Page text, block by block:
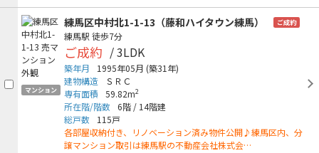
マンション
練馬区中村北1-1-13（藤和ハイタウン練馬） ご成約
練馬駅 徒歩7分
ご成約 / 3LDK
築年月 1995年05月 (築31年)
建物構造
ＳＲＣ
専有面積
59.82m2
所在階/階数 6階 / 14階建
総戸数
115戸
各部屋収納付き、リノベーション済み物件公開♪練馬区内、分
譲マンション取引は練馬駅の不動産会社株式会…